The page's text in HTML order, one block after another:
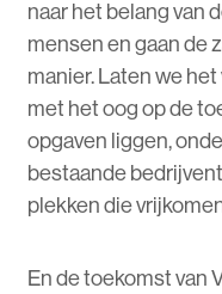
naar het belang van
mensen en gaan de
manier. Laten we
met het oog op de
opgaven liggen,
bestaande
plekken die
En de toekomst van